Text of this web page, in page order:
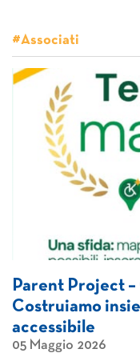
#Associati
Parent Project –
Costruiamo
accessibile
05 Maggio 2026